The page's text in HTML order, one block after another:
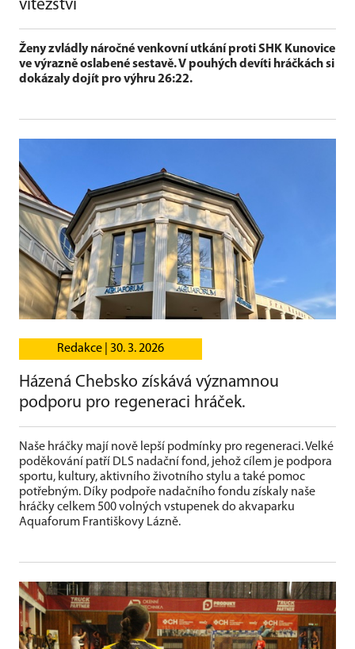
vítězství
Ženy zvládly náročné venkovní utkání proti SHK Kunovice
ve výrazně oslabené sestavě. V pouhých devíti hráčkách si
dokázaly dojít pro výhru 26:22.
Redakce | 30. 3. 2026
Házená Chebsko získává významnou
podporu pro regeneraci hráček.
Naše hráčky mají nově lepší podmínky pro regeneraci. Velké
poděkování patří DLS nadační fond, jehož cílem je podpora
sportu, kultury, aktivního životního stylu a také pomoc
potřebným. Díky podpoře nadačního fondu získaly naše
hráčky celkem 500 volných vstupenek do akvaparku
Aquaforum Františkovy Lázně.